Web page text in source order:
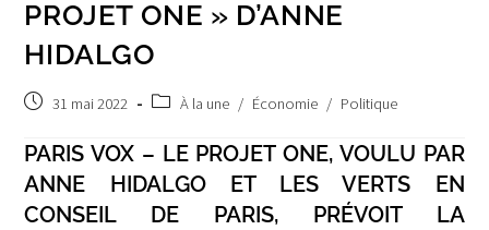
PROJET ONE » D’ANNE
HIDALGO
Post31 mai 2022
PostÀ la une / Économie / Politique
PARIS VOX – LE PROJET ONE, VOULU PAR
ANNE HIDALGO ET LES VERTS EN
CONSEIL DE PARIS, PRÉVOIT LA